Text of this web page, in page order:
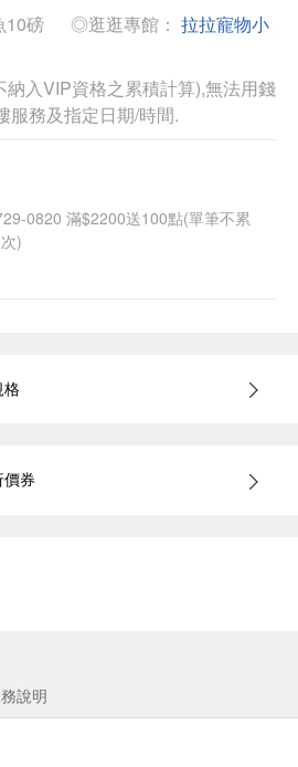
磅 ◎逛逛專館： 拉拉寵物小
入VIP資格之累積計算),無法用錢
服務及指定日期/時間.
0820 滿$2200送100點(單筆不累
)
格
券
說明